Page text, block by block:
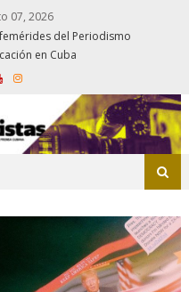
07, 2026
del Periodismo
en Cuba